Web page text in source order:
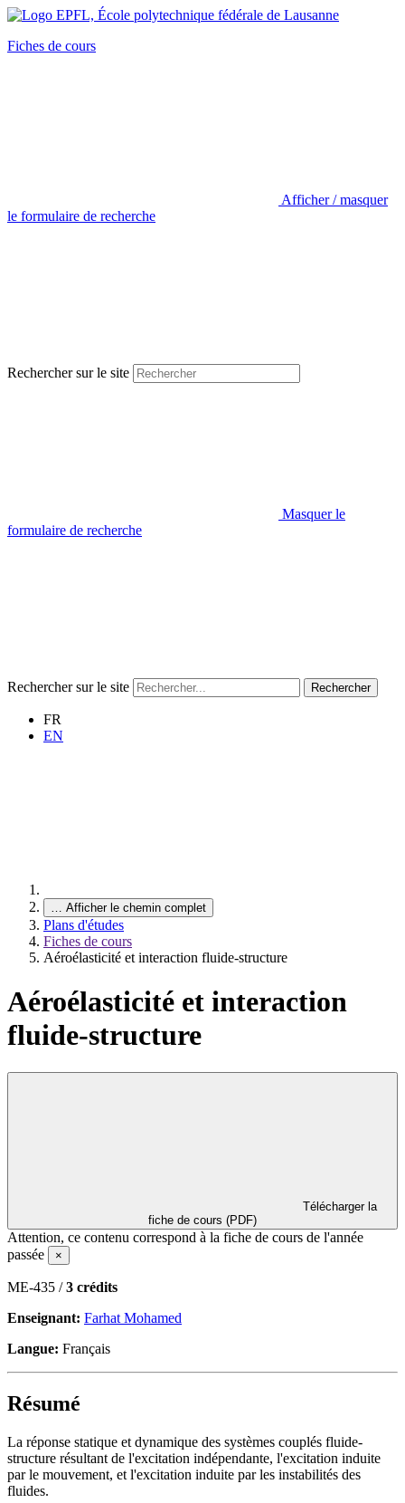
Fiches de cours
Afficher / masquer
le formulaire de recherche
Rechercher sur le site
Masquer le
formulaire de recherche
Rechercher sur le site Rechercher
FR
EN
… Afficher le chemin complet
Plans d'études
Fiches de cours
Aéroélasticité et interaction fluide-structure
Aéroélasticité et interaction
fluide-structure
fiche de cours (PDF)
Attention, ce contenu correspond à la fiche de cours de l'année
passée
×
ME-435 /3 crédits
Enseignant: Farhat Mohamed
Langue: Français
Résumé
La réponse statique et dynamique des systèmes couplés fluide-
structure résultant de l'excitation indépendante, l'excitation induite
par le mouvement, et l'excitation induite par les instabilités des
fluides.